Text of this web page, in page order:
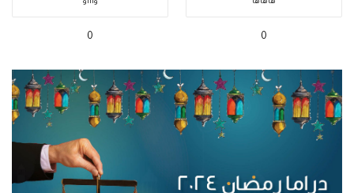
هاهاها
0
واااو
0